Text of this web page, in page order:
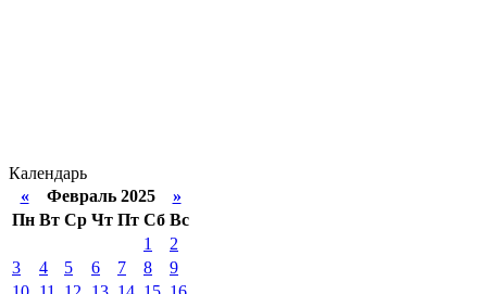
Календарь
«Февраль 2025 »
Пн Вт Ср Чт Пт Сб Вс
1
2
3
4 5 6 7 8
9